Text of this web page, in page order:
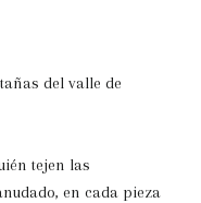
del valle de
tejen las
en cada pieza